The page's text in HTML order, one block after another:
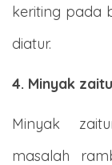
keriting pada
diatur.
4. Minyak
Minyak
masalah